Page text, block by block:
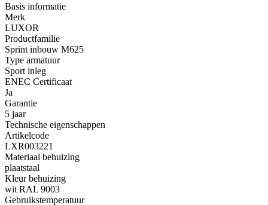
Basis informatie
Merk
LUXOR
Productfamilie
Sprint inbouw M625
Type armatuur
Sport inleg
ENEC Certificaat
Ja
Garantie
5 jaar
Technische eigenschappen
Artikelcode
LXR003221
Materiaal behuizing
plaatstaal
Kleur behuizing
wit RAL 9003
Gebruikstemperatuur